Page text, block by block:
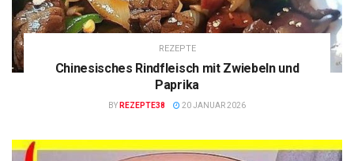
REZEPTE
Chinesisches Rindfleisch mit Zwiebeln und
Paprika
BY REZEPTE38 20 JANUAR 2026